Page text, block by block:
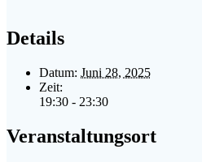
Details
Datum: Juni 28, 2025
Zeit:
19:30 - 23:30
Veranstaltungsort